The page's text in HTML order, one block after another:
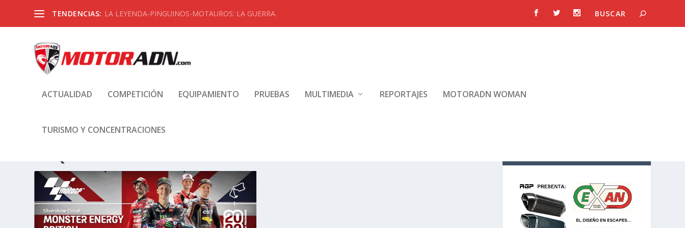
TENDENCIAS: LA LEYENDA-PINGUINOS-MOTAUROS: LA GUERRA.
ACTUALIDAD COMPETICIÓN EQUIPAMIENTO PRUEBAS MULTIMEDIA REPORTAJES MOTORADN WOMAN
TURISMO Y CONCENTRACIONES